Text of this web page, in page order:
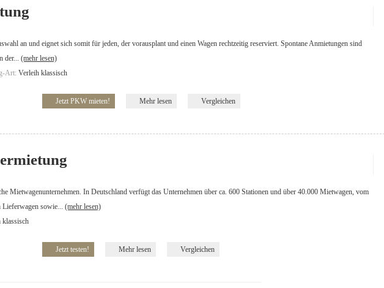
an und eignet sich somit für jeden, der vorausplant und einen Wagen rechtzeitig reserviert. Spontane Anmietungen sind
der... (mehr lesen)
Art: Verleih klassisch
Jetzt PKW mieten! Mehr lesen Vergleichen
Mietwagenunternehmen. In Deutschland verfügt das Unternehmen über ca. 600 Stationen und über 40.000 Mietwagen, vom
Lieferwagen sowie... (mehr lesen)
klassisch
Jetzt testen! Mehr lesen Vergleichen